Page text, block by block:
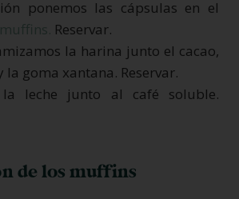
ponemos las cápsulas en el
Reservar.
la harina junto el cacao,
la goma xantana. Reservar.
la leche junto al café soluble.
de los muffins